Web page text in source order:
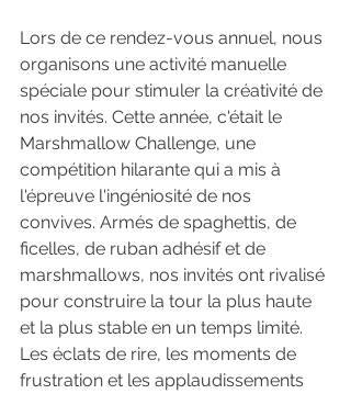
Lors de ce rendez-vous annuel, nous
organisons une activité manuelle
spéciale pour stimuler la créativité de
nos invités. Cette année, c'était le
Marshmallow Challenge, une
compétition hilarante qui a mis à
l'épreuve l'ingéniosité de nos
convives. Armés de spaghettis, de
ficelles, de ruban adhésif et de
marshmallows, nos invités ont rivalisé
pour construire la tour la plus haute
et la plus stable en un temps limité.
Les éclats de rire, les moments de
frustration et les applaudissements